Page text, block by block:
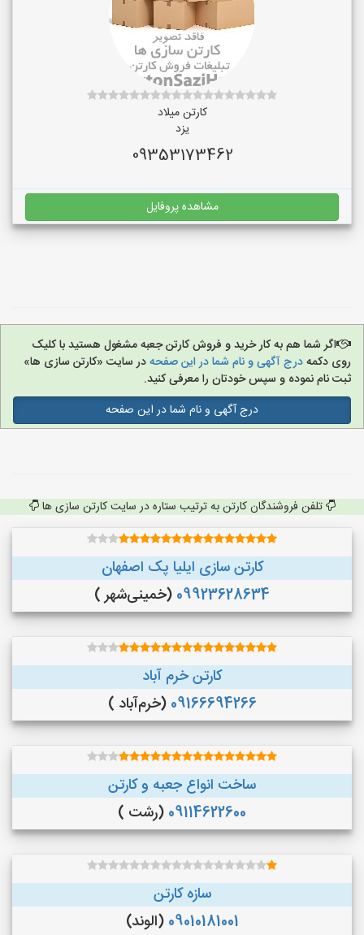
کارتن میلاد
یزد
09353173462
مشاهده پروفایل
اگر شما هم به کار خرید و فروش کارتن جعبه مشغول هستید با کلیک
روی دکمهدرج آگهی و نام شما در این صفحهدر سایت «کارتن سازی ها»
ثبت نام نموده و سپس خودتان را معرفی کنید.
درج آگهی و نام شما در این صفحه
تلفن فروشندگان کارتن به ترتیب ستاره در سایت کارتن سازی ها
کارتن سازی ایلیا پک اصفهان
09923628634 (خمینی‌شهر )
کارتن خرم آباد
09166694266 (خرم‌آباد )
ساخت انواع جعبه و کارتن
09114622600 (رشت )
سازه کارتن
09010181001 (الوند)